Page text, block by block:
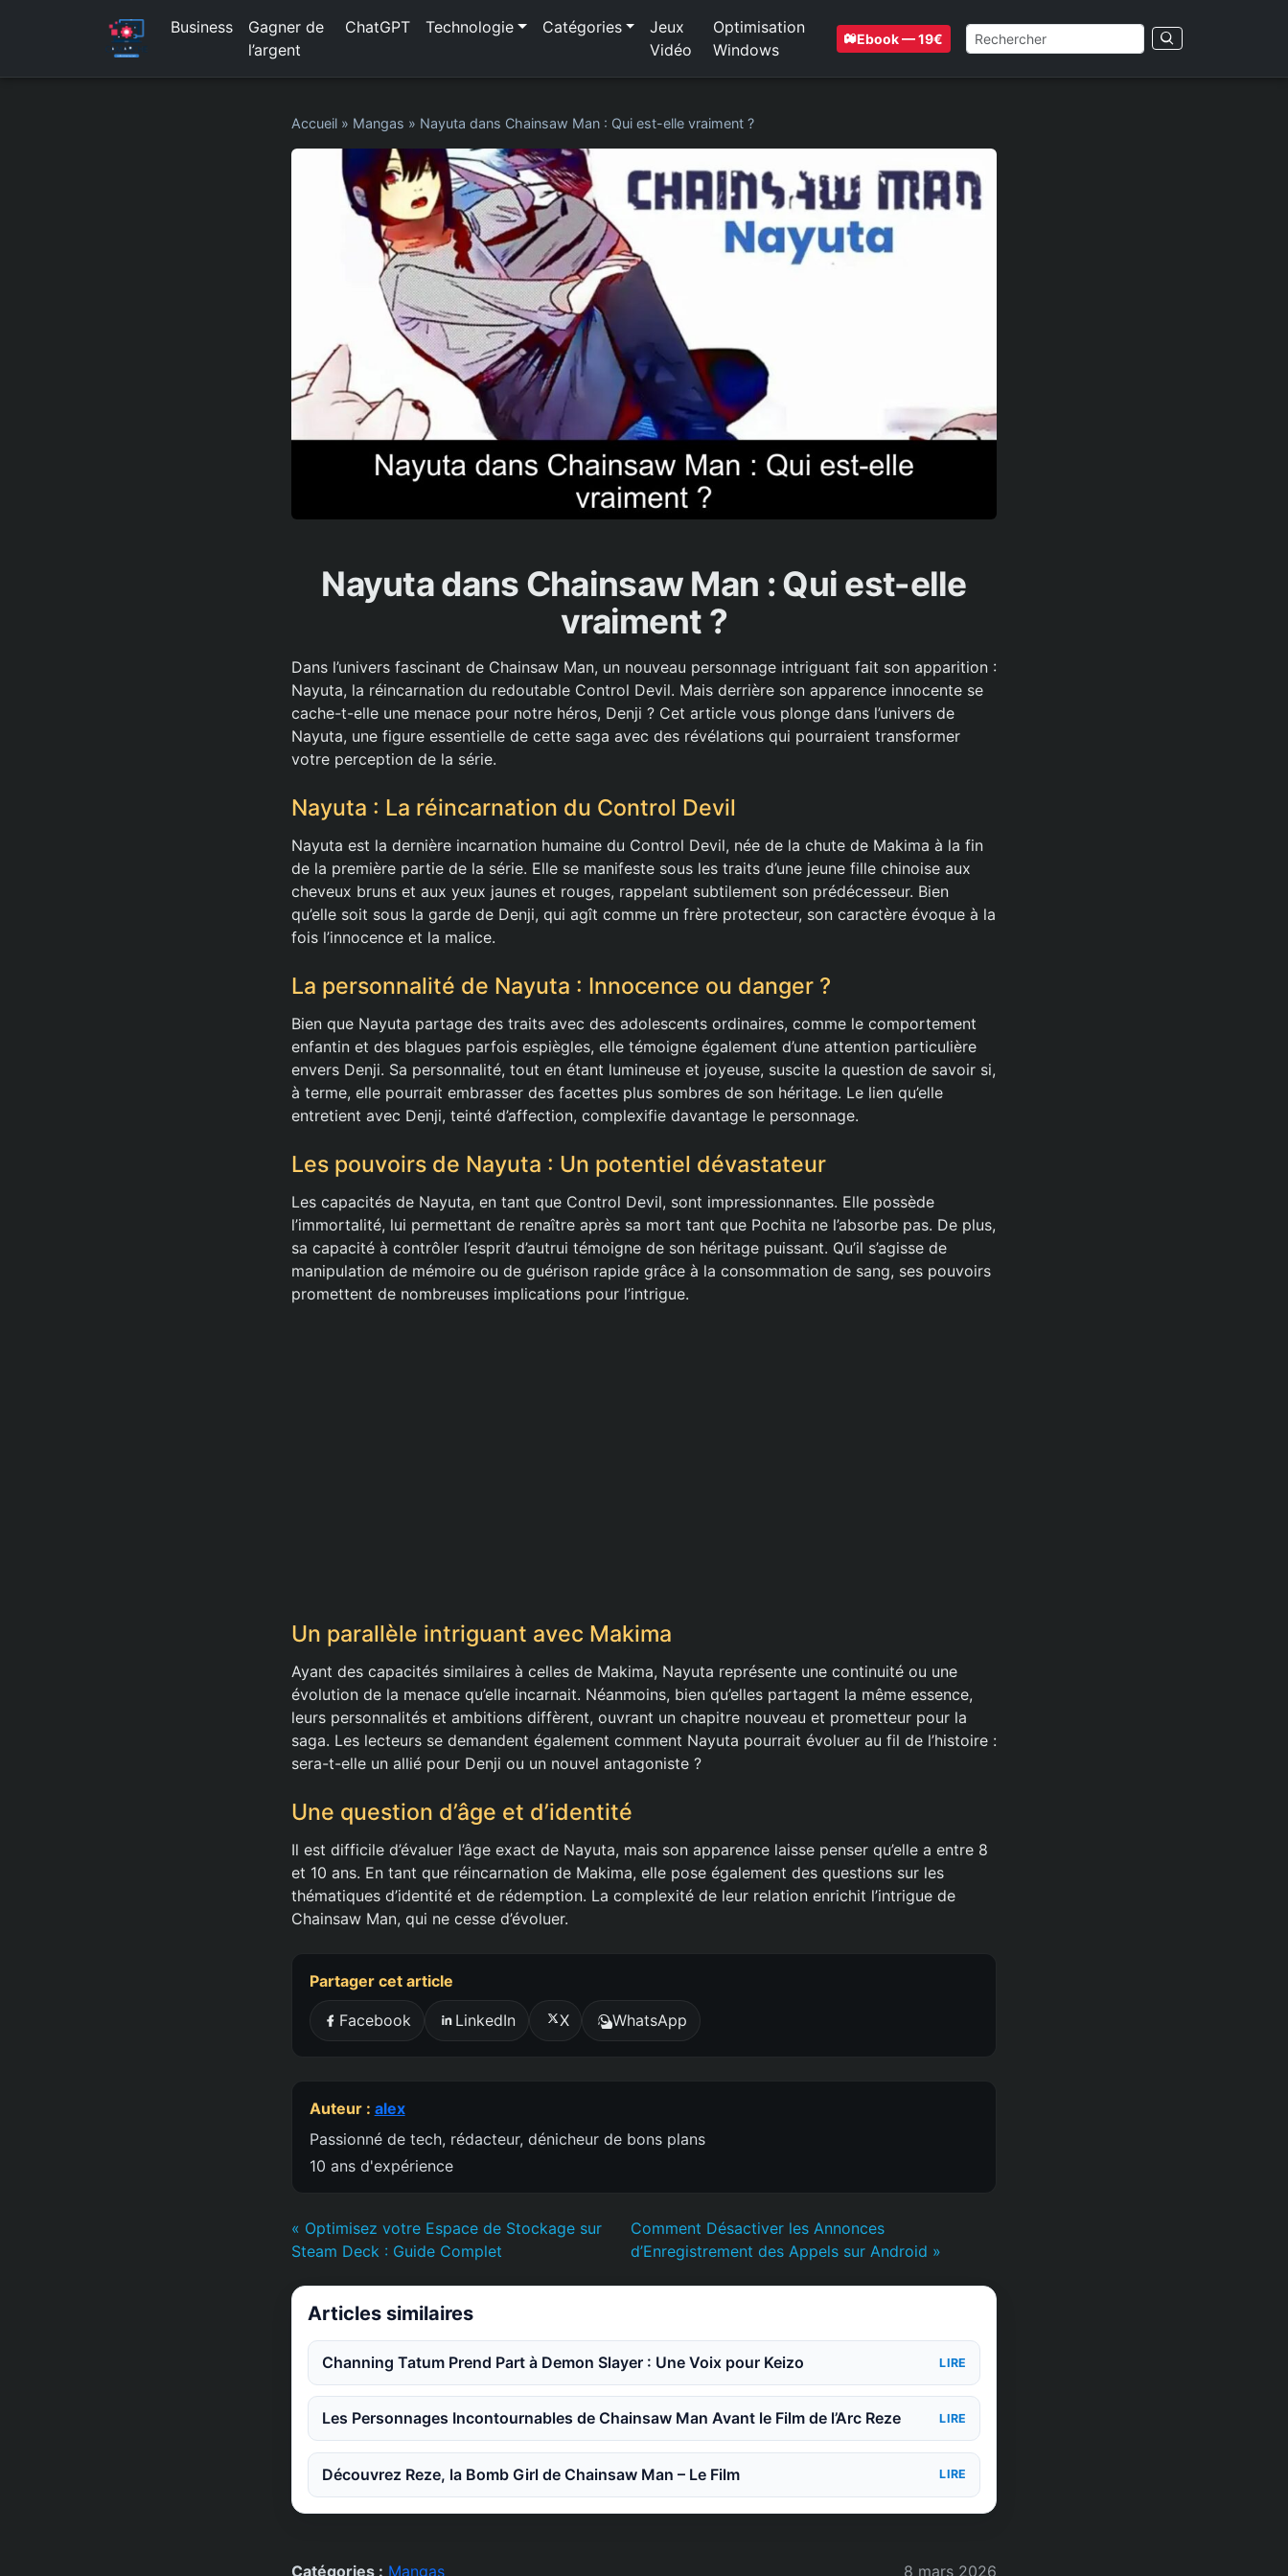
Business
Gagner de
l’argent
ChatGPT Technologie Catégories
Jeux
Vidéo
Optimisation
Windows
Ebook — 19€
Accueil » Mangas » Nayuta dans Chainsaw Man : Qui est-elle vraiment ?
Nayuta dans Chainsaw Man : Qui est-elle
vraiment ?
Dans l’univers fascinant de Chainsaw Man, un nouveau personnage intriguant fait son apparition :
Nayuta, la réincarnation du redoutable Control Devil. Mais derrière son apparence innocente se
cache-t-elle une menace pour notre héros, Denji ? Cet article vous plonge dans l’univers de
Nayuta, une figure essentielle de cette saga avec des révélations qui pourraient transformer
votre perception de la série.
Nayuta : La réincarnation du Control Devil
Nayuta est la dernière incarnation humaine du Control Devil, née de la chute de Makima à la fin
de la première partie de la série. Elle se manifeste sous les traits d’une jeune fille chinoise aux
cheveux bruns et aux yeux jaunes et rouges, rappelant subtilement son prédécesseur. Bien
qu’elle soit sous la garde de Denji, qui agît comme un frère protecteur, son caractère évoque à la
fois l’innocence et la malice.
La personnalité de Nayuta : Innocence ou danger ?
Bien que Nayuta partage des traits avec des adolescents ordinaires, comme le comportement
enfantin et des blagues parfois espiègles, elle témoigne également d’une attention particulière
envers Denji. Sa personnalité, tout en étant lumineuse et joyeuse, suscite la question de savoir si,
à terme, elle pourrait embrasser des facettes plus sombres de son héritage. Le lien qu’elle
entretient avec Denji, teinté d’affection, complexifie davantage le personnage.
Les pouvoirs de Nayuta : Un potentiel dévastateur
Les capacités de Nayuta, en tant que Control Devil, sont impressionnantes. Elle possède
l’immortalité, lui permettant de renaître après sa mort tant que Pochita ne l’absorbe pas. De plus,
sa capacité à contrôler l’esprit d’autrui témoigne de son héritage puissant. Qu’il s’agisse de
manipulation de mémoire ou de guérison rapide grâce à la consommation de sang, ses pouvoirs
promettent de nombreuses implications pour l’intrigue.
Un parallèle intriguant avec Makima
Ayant des capacités similaires à celles de Makima, Nayuta représente une continuité ou une
évolution de la menace qu’elle incarnait. Néanmoins, bien qu’elles partagent la même essence,
leurs personnalités et ambitions diffèrent, ouvrant un chapitre nouveau et prometteur pour la
saga. Les lecteurs se demandent également comment Nayuta pourrait évoluer au fil de l’histoire :
sera-t-elle un allié pour Denji ou un nouvel antagoniste ?
Une question d’âge et d’identité
Il est difficile d’évaluer l’âge exact de Nayuta, mais son apparence laisse penser qu’elle a entre 8
et 10 ans. En tant que réincarnation de Makima, elle pose également des questions sur les
thématiques d’identité et de rédemption. La complexité de leur relation enrichit l’intrigue de
Chainsaw Man, qui ne cesse d’évoluer.
Partager cet article
Facebook LinkedIn X WhatsApp
Auteur : alex
Passionné de tech, rédacteur, dénicheur de bons plans
10 ans d'expérience
« Optimisez votre Espace de Stockage sur
Steam Deck : Guide Complet
Comment Désactiver les Annonces
d’Enregistrement des Appels sur Android »
Articles similaires
Channing Tatum Prend Part à Demon Slayer : Une Voix pour Keizo LIRE
Les Personnages Incontournables de Chainsaw Man Avant le Film de l’Arc Reze LIRE
Découvrez Reze, la Bomb Girl de Chainsaw Man – Le Film LIRE
Catégories : Mangas 8 mars 2026